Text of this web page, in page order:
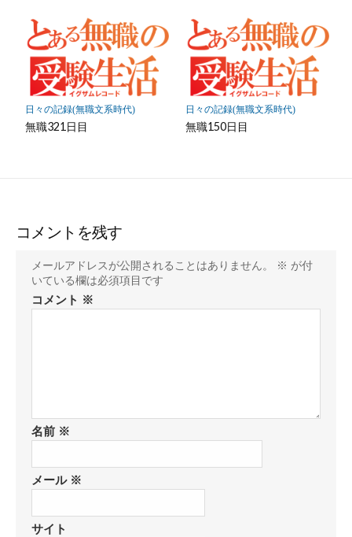
日々の記録(無職文系時代)
無職321日目
日々の記録(無職文系時代)
無職150日目
コメントを残す
メールアドレスが公開されることはありません。 ※ が付
いている欄は必須項目です
コメント ※
名前 ※
メール ※
サイト